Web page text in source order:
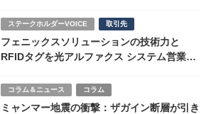
ステークホルダーVOICE 取引先
フェニックスソリューションの技術力と
RFIDタグを光アルファクス システム営業本
コラム＆ニュース コラム
ミャンマー地震の衝撃：ザガイン断層が引き